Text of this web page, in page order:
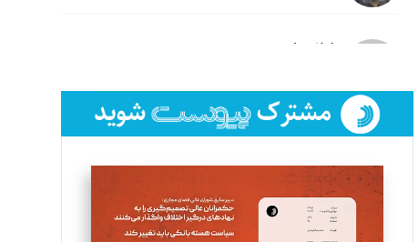
لیلا حنارود
فائزه فتحی رستمی
تحریریه
سروش کرمیان